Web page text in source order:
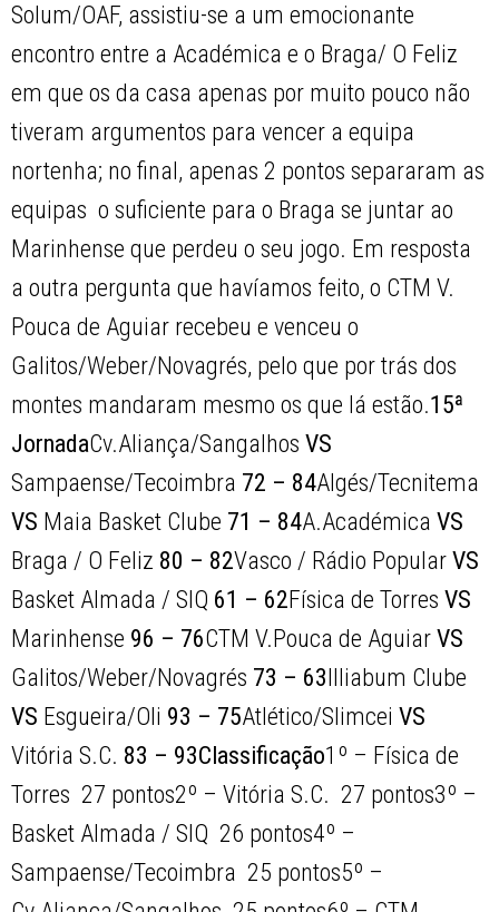
Solum/OAF, assistiu-se a um emocionante
encontro entre a Académica e o Braga/ O Feliz
em que os da casa apenas por muito pouco não
tiveram argumentos para vencer a equipa
nortenha; no final, apenas 2 pontos separaram as
equipas  o suficiente para o Braga se juntar ao
Marinhense que perdeu o seu jogo. Em resposta
a outra pergunta que havíamos feito, o CTM V.
Pouca de Aguiar recebeu e venceu o
Galitos/Weber/Novagrés, pelo que por trás dos
montes mandaram mesmo os que lá estão.15ª
JornadaCv.Aliança/SangalhosVS
Sampaense/Tecoimbra 72 – 84Algés/Tecnitema
VS Maia Basket Clube 71 – 84A.AcadémicaVS
Braga / O Feliz 80 – 82Vasco / Rádio PopularVS
Basket Almada / SIQ 61 – 62Física de TorresVS
Marinhense 96 – 76CTM V.Pouca de AguiarVS
Galitos/Weber/Novagrés 73 – 63 Illiabum Clube
VS Esgueira/Oli 93 – 75Atlético/SlimceiVS
Vitória S.C. 83 – 93Classificação1º – Física de
Torres  27 pontos2º – Vitória S.C.  27 pontos3º –
Basket Almada / SIQ  26 pontos4º –
Sampaense/Tecoimbra  25 pontos5º –